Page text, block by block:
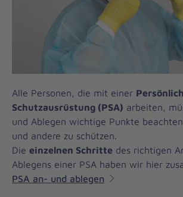
Alle Personen, die mit einer
Schutzausrüstung (PSA) arbeiten,
und Ablegen wichtige Punkte
und andere zu schützen.
Die einzelnen Schritte des richtigen
Ablegens einer PSA haben wir hier
PSA an- und ablegen